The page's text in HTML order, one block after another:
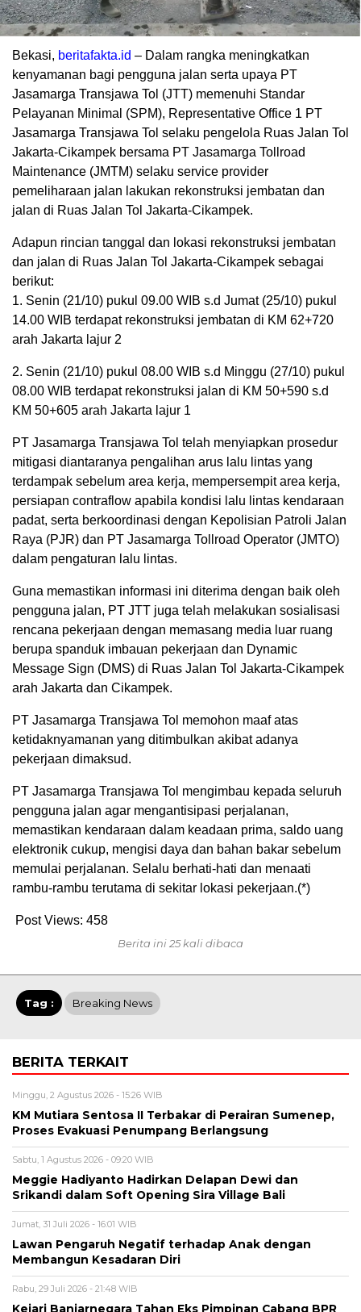
Bekasi, beritafakta.id – Dalam rangka meningkatkan
kenyamanan bagi pengguna jalan serta upaya PT
Jasamarga Transjawa Tol (JTT) memenuhi Standar
Pelayanan Minimal (SPM), Representative Office 1 PT
Jasamarga Transjawa Tol selaku pengelola Ruas Jalan Tol
Jakarta-Cikampek bersama PT Jasamarga Tollroad
Maintenance (JMTM) selaku service provider
pemeliharaan jalan lakukan rekonstruksi jembatan dan
jalan di Ruas Jalan Tol Jakarta-Cikampek.
Adapun rincian tanggal dan lokasi rekonstruksi jembatan
dan jalan di Ruas Jalan Tol Jakarta-Cikampek sebagai
berikut:
1. Senin (21/10) pukul 09.00 WIB s.d Jumat (25/10) pukul
14.00 WIB terdapat rekonstruksi jembatan di KM 62+720
arah Jakarta lajur 2
2. Senin (21/10) pukul 08.00 WIB s.d Minggu (27/10) pukul
08.00 WIB terdapat rekonstruksi jalan di KM 50+590 s.d
KM 50+605 arah Jakarta lajur 1
PT Jasamarga Transjawa Tol telah menyiapkan prosedur
mitigasi diantaranya pengalihan arus lalu lintas yang
terdampak sebelum area kerja, mempersempit area kerja,
persiapan contraflow apabila kondisi lalu lintas kendaraan
padat, serta berkoordinasi dengan Kepolisian Patroli Jalan
Raya (PJR) dan PT Jasamarga Tollroad Operator (JMTO)
dalam pengaturan lalu lintas.
Guna memastikan informasi ini diterima dengan baik oleh
pengguna jalan, PT JTT juga telah melakukan sosialisasi
rencana pekerjaan dengan memasang media luar ruang
berupa spanduk imbauan pekerjaan dan Dynamic
Message Sign (DMS) di Ruas Jalan Tol Jakarta-Cikampek
arah Jakarta dan Cikampek.
PT Jasamarga Transjawa Tol memohon maaf atas
ketidaknyamanan yang ditimbulkan akibat adanya
pekerjaan dimaksud.
PT Jasamarga Transjawa Tol mengimbau kepada seluruh
pengguna jalan agar mengantisipasi perjalanan,
memastikan kendaraan dalam keadaan prima, saldo uang
elektronik cukup, mengisi daya dan bahan bakar sebelum
memulai perjalanan. Selalu berhati-hati dan menaati
rambu-rambu terutama di sekitar lokasi pekerjaan.(*)
Post Views: 458
Berita ini 25 kali dibaca
Tag : Breaking News
BERITA TERKAIT
Minggu, 2 Agustus 2026 - 15:26 WIB
KM Mutiara Sentosa II Terbakar di Perairan Sumenep,
Proses Evakuasi Penumpang Berlangsung
Sabtu, 1 Agustus 2026 - 09:20 WIB
Meggie Hadiyanto Hadirkan Delapan Dewi dan
Srikandi dalam Soft Opening Sira Village Bali
Jumat, 31 Juli 2026 - 16:01 WIB
Lawan Pengaruh Negatif terhadap Anak dengan
Membangun Kesadaran Diri
Rabu, 29 Juli 2026 - 21:48 WIB
Kejari Banjarnegara Tahan Eks Pimpinan Cabang BPR